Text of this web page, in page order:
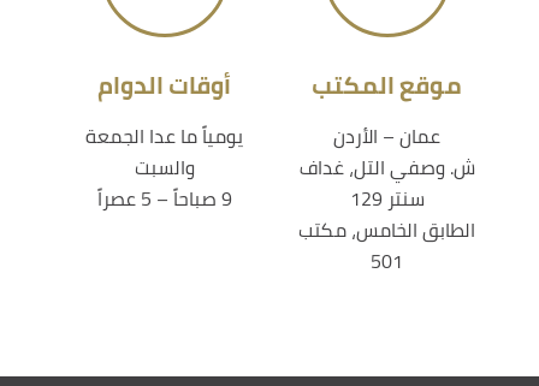
أوقات الدوام
يومياً ما عدا الجمعة
والسبت
9 صباحاً – 5 عصراً
موقع المكتب
عمان – الأردن
ش. وصفي التل، غداف
سنتر 129
الطابق الخامس، مكتب
501